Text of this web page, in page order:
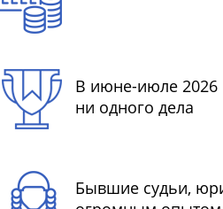
В июне-июле 2026
ни одного дела
Бывшие судьи,